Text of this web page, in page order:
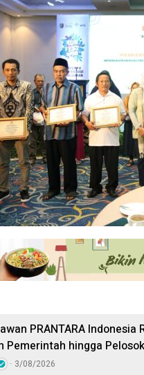
PRANTARA
Pemerintah hingga
3/08/2026